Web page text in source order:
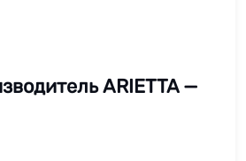
ARIETTA —